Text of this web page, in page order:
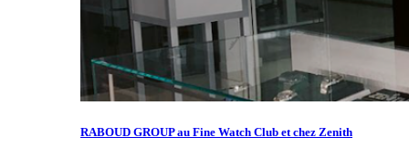
RABOUD GROUP au Fine Watch Club et chez Zenith